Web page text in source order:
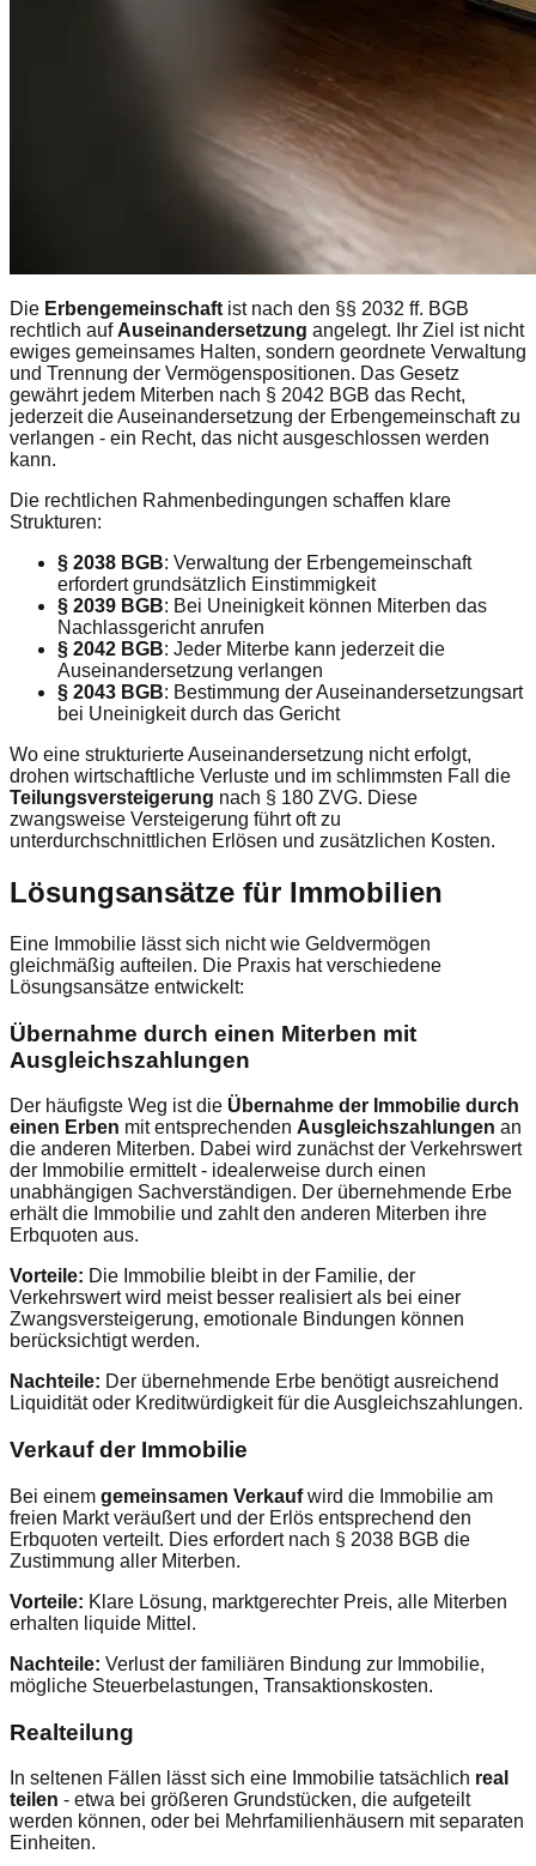
Die Erbengemeinschaft ist nach den §§ 2032 ff. BGB
rechtlich auf Auseinandersetzung angelegt. Ihr Ziel ist nicht
ewiges gemeinsames Halten, sondern geordnete Verwaltung
und Trennung der Vermögenspositionen. Das Gesetz
gewährt jedem Miterben nach § 2042 BGB das Recht,
jederzeit die Auseinandersetzung der Erbengemeinschaft zu
verlangen - ein Recht, das nicht ausgeschlossen werden
kann.
Die rechtlichen Rahmenbedingungen schaffen klare
Strukturen:
§ 2038 BGB: Verwaltung der Erbengemeinschaft
erfordert grundsätzlich Einstimmigkeit
§ 2039 BGB: Bei Uneinigkeit können Miterben das
Nachlassgericht anrufen
§ 2042 BGB: Jeder Miterbe kann jederzeit die
Auseinandersetzung verlangen
§ 2043 BGB: Bestimmung der Auseinandersetzungsart
bei Uneinigkeit durch das Gericht
Wo eine strukturierte Auseinandersetzung nicht erfolgt,
drohen wirtschaftliche Verluste und im schlimmsten Fall die
Teilungsversteigerung nach § 180 ZVG. Diese
zwangsweise Versteigerung führt oft zu
unterdurchschnittlichen Erlösen und zusätzlichen Kosten.
Lösungsansätze für Immobilien
Eine Immobilie lässt sich nicht wie Geldvermögen
gleichmäßig aufteilen. Die Praxis hat verschiedene
Lösungsansätze entwickelt:
Übernahme durch einen Miterben mit
Ausgleichszahlungen
Der häufigste Weg ist die Übernahme der Immobilie durch
einen Erben mit entsprechenden Ausgleichszahlungen an
die anderen Miterben. Dabei wird zunächst der Verkehrswert
der Immobilie ermittelt - idealerweise durch einen
unabhängigen Sachverständigen. Der übernehmende Erbe
erhält die Immobilie und zahlt den anderen Miterben ihre
Erbquoten aus.
Vorteile: Die Immobilie bleibt in der Familie, der
Verkehrswert wird meist besser realisiert als bei einer
Zwangsversteigerung, emotionale Bindungen können
berücksichtigt werden.
Nachteile: Der übernehmende Erbe benötigt ausreichend
Liquidität oder Kreditwürdigkeit für die Ausgleichszahlungen.
Verkauf der Immobilie
Bei einem gemeinsamen Verkaufwird die Immobilie am
freien Markt veräußert und der Erlös entsprechend den
Erbquoten verteilt. Dies erfordert nach § 2038 BGB die
Zustimmung aller Miterben.
Vorteile: Klare Lösung, marktgerechter Preis, alle Miterben
erhalten liquide Mittel.
Nachteile: Verlust der familiären Bindung zur Immobilie,
mögliche Steuerbelastungen, Transaktionskosten.
Realteilung
In seltenen Fällen lässt sich eine Immobilie tatsächlich real
teilen - etwa bei größeren Grundstücken, die aufgeteilt
werden können, oder bei Mehrfamilienhäusern mit separaten
Einheiten.